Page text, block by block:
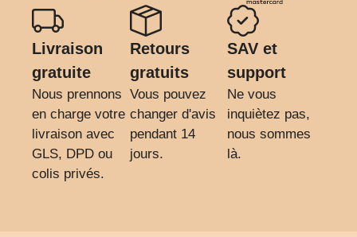
Livraison
gratuite
Nous prennons
en charge votre
livraison avec
GLS, DPD ou
colis privés.
Retours
gratuits
Vous pouvez
changer d'avis
pendant 14
jours.
SAV et
support
Ne vous
inquiètez pas,
nous sommes
là.